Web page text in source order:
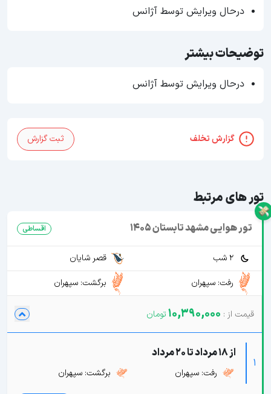
درحال ویرایش توسط آژانس
توضیحات بیشتر
درحال ویرایش توسط آژانس
گزارش تخلف ثبت گزارش
تور های مرتبط
تور هوایی مشهد تابستان 1405 اقساطی
2 شب
قصر شایان
رفت: سپهران
برگشت: سپهران
10,390,000
1
از 18 مرداد تا 20 مرداد
رفت: سپهران برگشت: سپهران